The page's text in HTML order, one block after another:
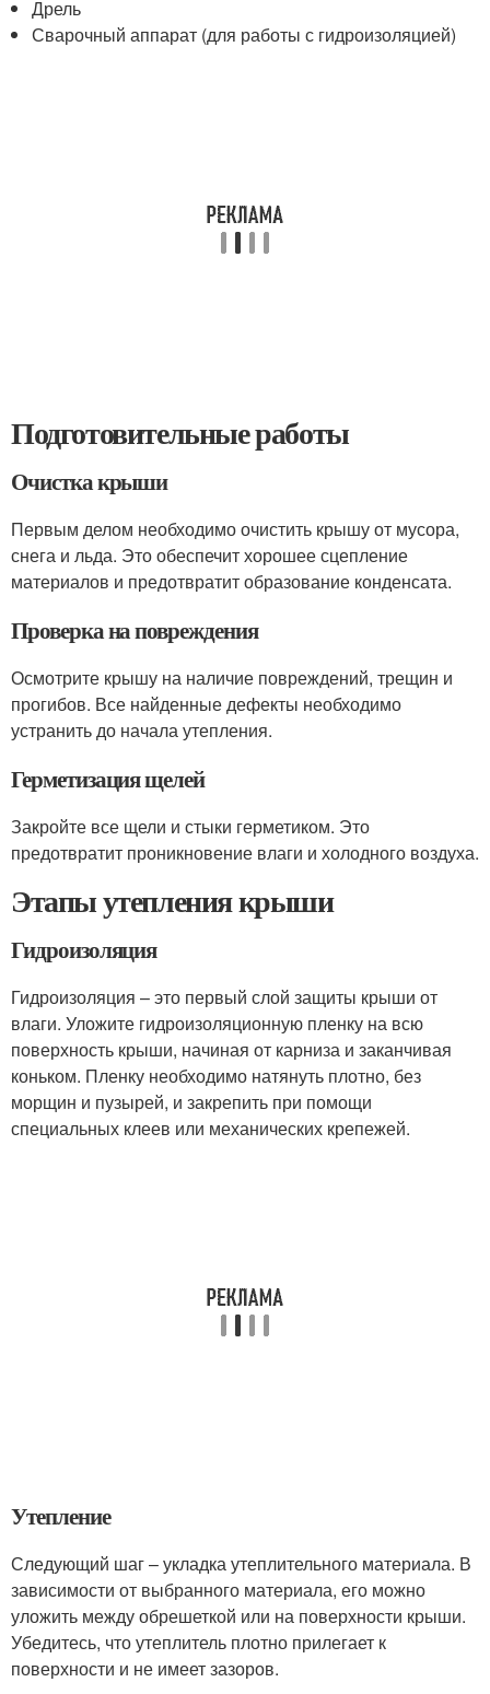
Дрель
Сварочный аппарат (для работы с гидроизоляцией)
Подготовительные работы
Очистка крыши
Первым делом необходимо очистить крышу от мусора,
снега и льда. Это обеспечит хорошее сцепление
материалов и предотвратит образование конденсата.
Проверка на повреждения
Осмотрите крышу на наличие повреждений, трещин и
прогибов. Все найденные дефекты необходимо
устранить до начала утепления.
Герметизация щелей
Закройте все щели и стыки герметиком. Это
предотвратит проникновение влаги и холодного воздуха.
Этапы утепления крыши
Гидроизоляция
Гидроизоляция – это первый слой защиты крыши от
влаги. Уложите гидроизоляционную пленку на всю
поверхность крыши, начиная от карниза и заканчивая
коньком. Пленку необходимо натянуть плотно, без
морщин и пузырей, и закрепить при помощи
специальных клеев или механических крепежей.
Утепление
Следующий шаг – укладка утеплительного материала. В
зависимости от выбранного материала, его можно
уложить между обрешеткой или на поверхности крыши.
Убедитесь, что утеплитель плотно прилегает к
поверхности и не имеет зазоров.